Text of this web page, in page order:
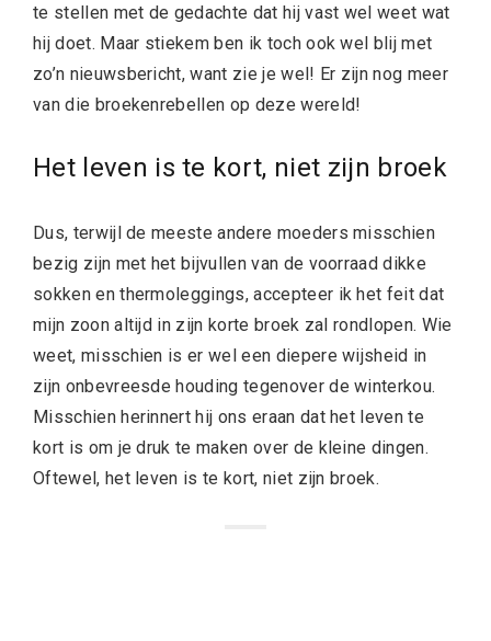
te stellen met de gedachte dat hij vast wel weet wat
hij doet. Maar stiekem ben ik toch ook wel blij met
zo’n nieuwsbericht, want zie je wel! Er zijn nog meer
van die broekenrebellen op deze wereld!
Het leven is te kort, niet zijn broek
Dus, terwijl de meeste andere moeders misschien
bezig zijn met het bijvullen van de voorraad dikke
sokken en thermoleggings, accepteer ik het feit dat
mijn zoon altijd in zijn korte broek zal rondlopen. Wie
weet, misschien is er wel een diepere wijsheid in
zijn onbevreesde houding tegenover de winterkou.
Misschien herinnert hij ons eraan dat het leven te
kort is om je druk te maken over de kleine dingen.
Oftewel, het leven is te kort, niet zijn broek.